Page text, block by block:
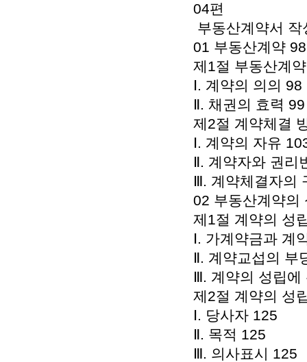
04편
부동산계약서
01 부동산계약 98
제1절 부동산계
Ⅰ. 계약의 의의 98
Ⅱ. 채권의 효력 99
제2절 계약체결
Ⅰ. 계약의 자유
Ⅱ. 계약자와 권리
Ⅲ. 계약체결자의
02 부동산계약의
제1절 계약의 성
Ⅰ. 가계약금과 계
Ⅱ. 계약교섭의 부
Ⅲ. 계약의 성립에
제2절 계약의 성
Ⅰ. 당사자 125
Ⅱ. 목적 125
Ⅲ. 의사표시 125